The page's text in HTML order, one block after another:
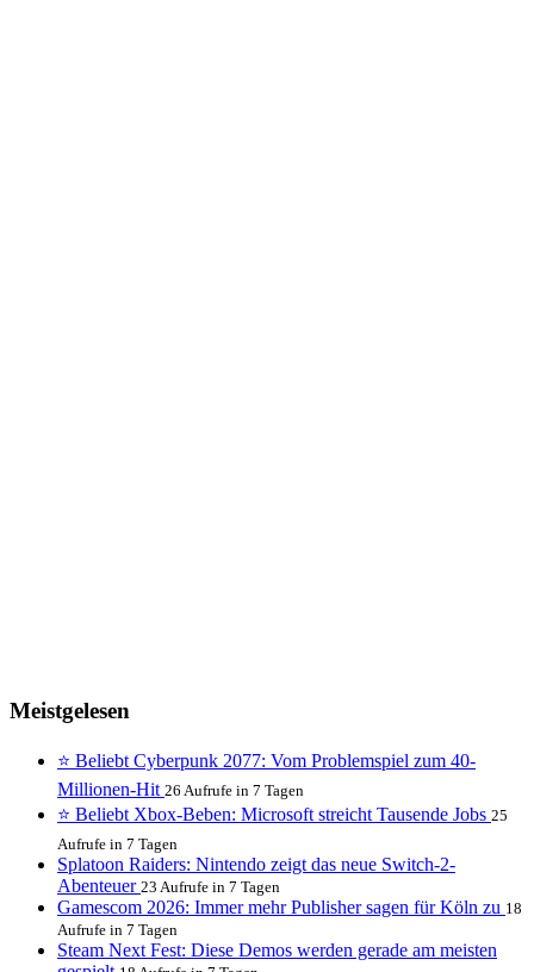
Meistgelesen
⭐ Beliebt Cyberpunk 2077: Vom Problemspiel zum 40-
Millionen-Hit 26 Aufrufe in 7 Tagen
⭐ Beliebt Xbox-Beben: Microsoft streicht Tausende Jobs 25
Aufrufe in 7 Tagen
Splatoon Raiders: Nintendo zeigt das neue Switch-2-
Abenteuer 23 Aufrufe in 7 Tagen
Gamescom 2026: Immer mehr Publisher sagen für Köln zu 18
Aufrufe in 7 Tagen
Steam Next Fest: Diese Demos werden gerade am meisten